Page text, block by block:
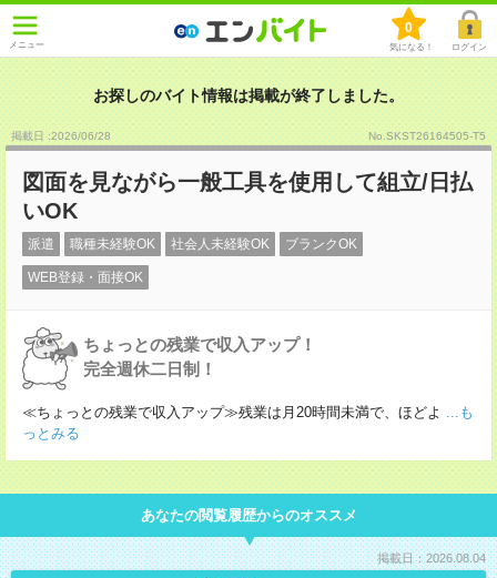
メニュー
0
気になる！ ログイン
お探しのバイト情報は掲載が終了しました。
掲載日 :2026/06/28 No.SKST26164505-T5
図面を見ながら一般工具を使用して組立/日払
いOK
派遣 職種未経験OK 社会人未経験OK ブランクOK
WEB登録・面接OK
ちょっとの残業で収入アップ！
完全週休二日制！
≪ちょっとの残業で収入アップ≫残業は月20時間未満で、ほどよ ...も
っとみる
あなたの閲覧履歴からのオススメ
掲載日：2026.08.04